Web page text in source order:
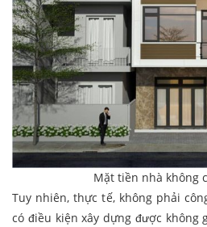
Mặt tiền nhà không
Tuy nhiên, thực tế, không phải
có điều kiện xây dựng được không